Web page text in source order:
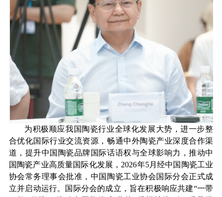
为积极顺应我国陶瓷行业全球化发展大势，进一步整
合优化国际行业交流资源，畅通中外陶瓷产业深度合作渠
道，提升中国陶瓷品牌国际话语权与全球影响力，推动中
国陶瓷产业高质量国际化发展，2026年5月经中国陶瓷工业
协会常务理事会批准，中国陶瓷工业协会国际分会正式成
立并启动运行。国际分会的成立，旨在积极响应共建“一带